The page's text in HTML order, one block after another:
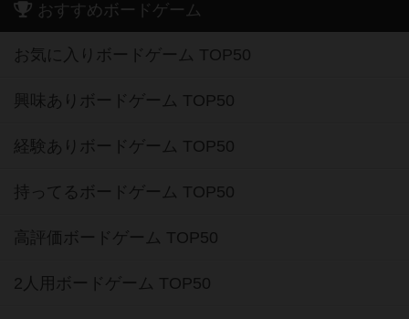
おすすめボードゲーム
お気に入りボードゲーム TOP50
興味ありボードゲーム TOP50
経験ありボードゲーム TOP50
持ってるボードゲーム TOP50
高評価ボードゲーム TOP50
2人用ボードゲーム TOP50